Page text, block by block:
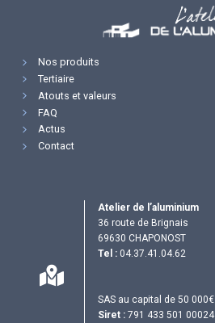
Nos produits
Tertiaire
Atouts et valeurs
FAQ
Actus
Contact
Atelier de l’aluminium
36 route de Brignais
69630 CHAPONOST
Tel : 04.37.41.04.62
SAS au capital de 50 000€
Siret : 791 433 501 00024